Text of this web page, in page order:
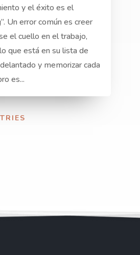
y el éxito es el
Un error común es creer
el cuello en el trabajo,
que está en su lista de
y memorizar cada
es...